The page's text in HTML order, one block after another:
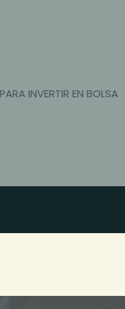
INVERTIR EN BOLSA